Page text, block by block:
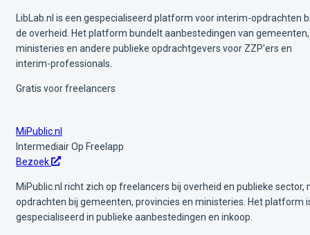
LibLab.nl is een gespecialiseerd platform voor interim-opdrachten
de overheid. Het platform bundelt aanbestedingen van gemeenten,
ministeries en andere publieke opdrachtgevers voor ZZP'ers en
interim-professionals.
Gratis voor freelancers
MiPublic.nl
IntermediairOp Freelapp
Bezoek
MiPublic.nl richt zich op freelancers bij overheid en publieke sector,
opdrachten bij gemeenten, provincies en ministeries. Het platform
gespecialiseerd in publieke aanbestedingen en inkoop.